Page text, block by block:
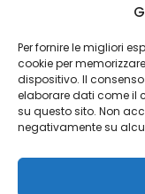
Per fornire le migliori
cookie per
dispositivo. Il
elaborare dati come il
su questo sito. Non
negativamente su
Cookie Policy
Risorse Aggiuntive